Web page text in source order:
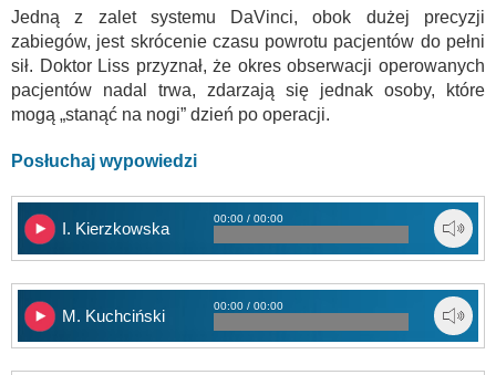
Jedną z zalet systemu DaVinci, obok dużej precyzji
zabiegów, jest skrócenie czasu powrotu pacjentów do pełni
sił. Doktor Liss przyznał, że okres obserwacji operowanych
pacjentów nadal trwa, zdarzają się jednak osoby, które
mogą „stanąć na nogi” dzień po operacji.
Posłuchaj wypowiedzi
I. Kierzkowska
00:00 / 00:00
M. Kuchciński
00:00 / 00:00